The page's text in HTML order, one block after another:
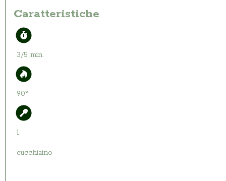
Caratteristiche
3/5 min.
90°
1
cucchiaino